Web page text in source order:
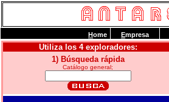
Utiliza los 4 exploradores:
1) Búsqueda rápida
Catálogo general;
Home Empresa